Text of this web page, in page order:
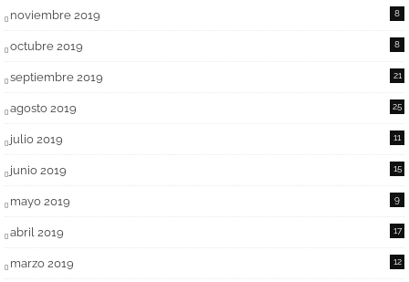
noviembre 2019 8
octubre 2019 8
septiembre 2019 21
agosto 2019 25
julio 2019 11
junio 2019 15
mayo 2019 9
abril 2019 17
marzo 2019 12